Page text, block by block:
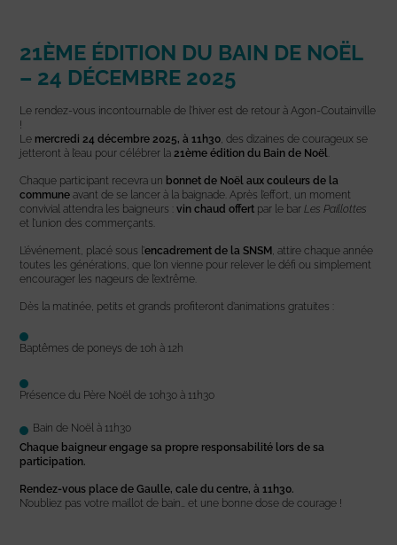
21ÈME ÉDITION DU BAIN DE NOËL
– 24 DÉCEMBRE 2025
Le rendez-vous incontournable de l’hiver est de retour à Agon-Coutainville
!
Le mercredi 24 décembre 2025, à 11h30, des dizaines de courageux se
jetteront à l’eau pour célébrer la21ème édition du Bain de Noël.
Chaque participant recevra un bonnet de Noël aux couleurs de la
commune avant de se lancer à la baignade. Après l’effort, un moment
convivial attendra les baigneurs :vin chaud offert par le barLes Paillottes
et l’union des commerçants.
L’événement, placé sous l’encadrement de la SNSM , attire chaque année
toutes les générations, que l’on vienne pour relever le défi ou simplement
encourager les nageurs de l’extrême.
Dès la matinée, petits et grands profiteront d’animations gratuites :
Baptêmes de poneys de 10h à 12h
Présence du Père Noël de 10h30 à 11h30
Bain de Noël à 11h30
Chaque baigneur engage sa propre responsabilité lors de sa
participation.
Rendez-vous place de Gaulle, cale du centre, à 11h30.
N’oubliez pas votre maillot de bain… et une bonne dose de courage !